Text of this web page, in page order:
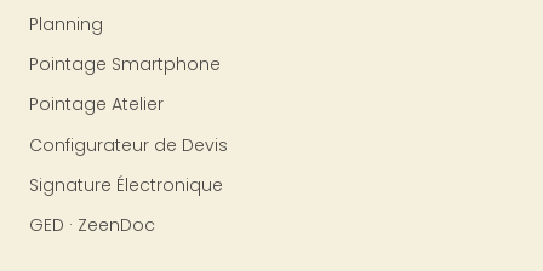
Planning
Pointage Smartphone
Pointage Atelier
Configurateur de Devis
Signature Électronique
GED · ZeenDoc